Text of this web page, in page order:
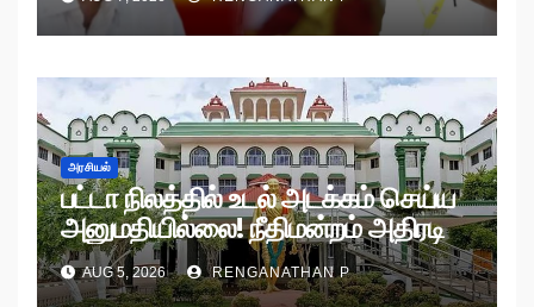
அரசியல்
பட்டா நிலத்தில் உடல் அடக்கம் செய்ய
அனுமதியில்லை! நீதிமன்றம் அதிரடி
உத்தரவு!
AUG 5, 2026 RENGANATHAN P